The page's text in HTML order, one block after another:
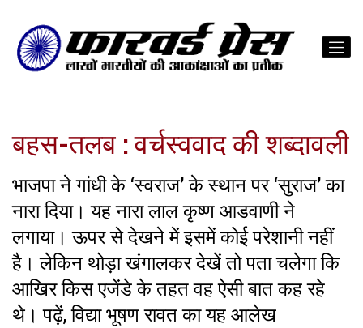
बहस-तलब : वर्चस्ववाद की शब्दावली
भाजपा ने गांधी के ‘स्वराज’ के स्थान पर ‘सुराज’ का
नारा दिया। यह नारा लाल कृष्ण आडवाणी ने
लगाया। ऊपर से देखने में इसमें कोई परेशानी नहीं
है। लेकिन थोड़ा खंगालकर देखें तो पता चलेगा कि
आखिर किस एजेंडे के तहत वह ऐसी बात कह रहे
थे। पढ़ें, विद्या भूषण रावत का यह आलेख